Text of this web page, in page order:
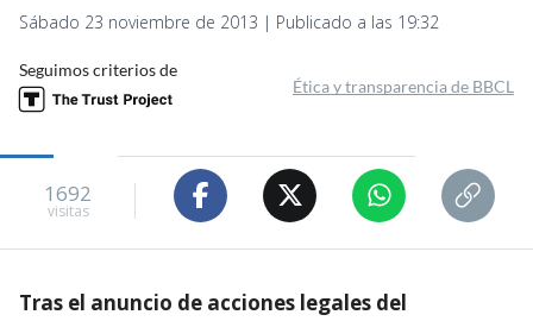
Sábado 23 noviembre de 2013 | Publicado a las 19:32
Seguimos criterios de
Ética y transparencia de BBCL
1692
visitas
Tras el anuncio de acciones legales del